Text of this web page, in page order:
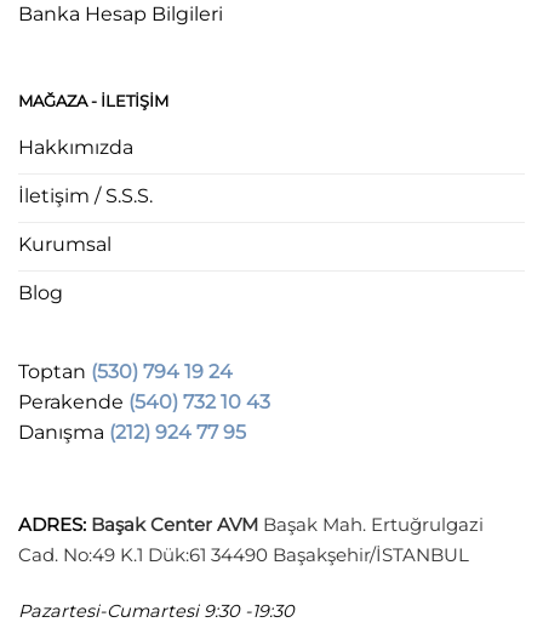
Banka Hesap Bilgileri
MAĞAZA - ILETIŞIM
Hakkımızda
İletişim / S.S.S.
Kurumsal
Blog
Toptan (530) 794 19 24
Perakende (540) 732 10 43
Danışma (212) 924 77 95
ADRES: Başak Center AVM Başak Mah. Ertuğrulgazi
Cad. No:49 K.1 Dük:61 34490 Başakşehir/İSTANBUL
Pazartesi-Cumartesi 9:30 -19:30